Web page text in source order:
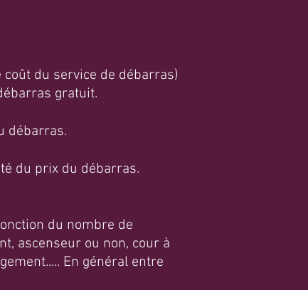
du service de débarras)
gratuit.
débarras.
du prix du débarras.
du nombre de
ascenseur ou non, cour à
En général entre